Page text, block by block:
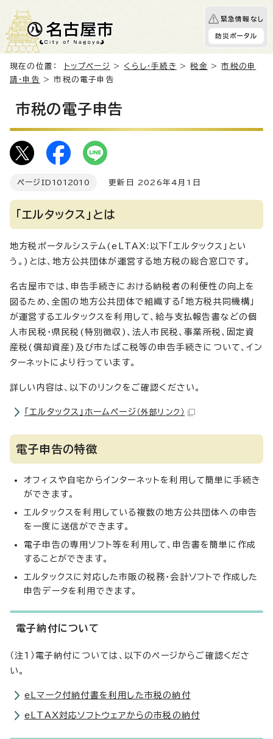
緊急情報なし
防災ポータル
現在の位置： トップページ > くらし・手続き >税金 >市税の申
請・申告
> 市税の電子申告
市税の電子申告
ページID 1012010 更新日 2026年4月1日
「エルタックス」とは
地方税ポータルシステム(eLTAX:以下「エルタックス」とい
う。)とは、地方公共団体が運営する地方税の総合窓口です。
名古屋市では、申告手続きにおける納税者の利便性の向上を
図るため、全国の地方公共団体で組織する「地方税共同機構」
が運営するエルタックスを利用して、給与支払報告書などの個
人市民税・県民税(特別徴収)、法人市民税、事業所税、固定資
産税(償却資産)及び市たばこ税等の申告手続きについて、イン
ターネットにより行っています。
詳しい内容は、以下のリンクをご確認ください。
「エルタックス」ホームページ （外部リンク）
電子申告の特徴
オフィスや自宅からインターネットを利用して簡単に手続き
ができます。
エルタックスを利用している複数の地方公共団体への申告
を一度に送信ができます。
電子申告の専用ソフト等を利用して、申告書を簡単に作成
することができます。
エルタックスに対応した市販の税務・会計ソフトで作成した
申告データを利用できます。
電子納付について
（注1）電子納付については、以下のページからご確認くださ
い。
eLマーク付納付書を利用した市税の納付
eLTAX対応ソフトウェアからの市税の納付